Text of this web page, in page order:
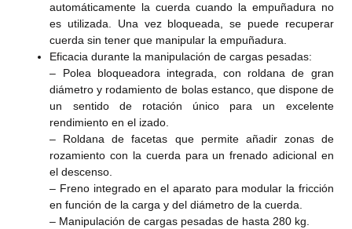
automáticamente la cuerda cuando la empuñadura no
es utilizada. Una vez bloqueada, se puede recuperar
cuerda sin tener que manipular la empuñadura.
Eficacia durante la manipulación de cargas pesadas:
– Polea bloqueadora integrada, con roldana de gran
diámetro y rodamiento de bolas estanco, que dispone de
un sentido de rotación único para un excelente
rendimiento en el izado.
– Roldana de facetas que permite añadir zonas de
rozamiento con la cuerda para un frenado adicional en
el descenso.
– Freno integrado en el aparato para modular la fricción
en función de la carga y del diámetro de la cuerda.
– Manipulación de cargas pesadas de hasta 280 kg.